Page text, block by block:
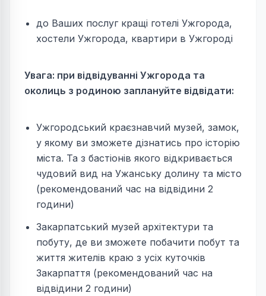
до Ваших послуг кращі готелі Ужгорода,
хостели Ужгорода, квартири в Ужгороді
Увага: при відвідуванні Ужгорода та
околиць з родиною заплануйте відвідати:
Ужгородський краєзнавчий музей, замок,
у якому ви зможете дізнатись про історію
міста. Та з бастіонів якого відкривається
чудовий вид на Ужанську долину та місто
(рекомендований час на відвідини 2
години)
Закарпатський музей архітектури та
побуту, де ви зможете побачити побут та
життя жителів краю з усіх куточків
Закарпаття (рекомендований час на
відвідини 2 години)